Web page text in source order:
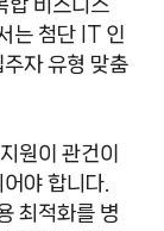
는 첨단 IT 인
자 유형 맞춤
원이 관건이
야 합니다.
최적화를 병